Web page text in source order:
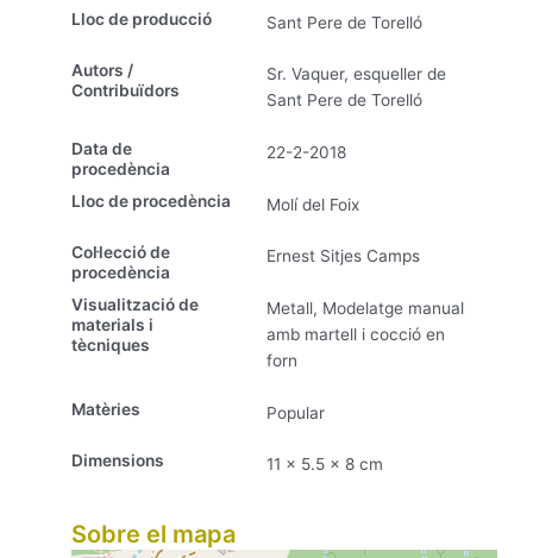
Lloc de producció Sant Pere de Torelló
Autors /
Contribuïdors
Sr. Vaquer, esqueller de
Sant Pere de Torelló
Data de
procedència
22-2-2018
Lloc de procedència Molí del Foix
Col·lecció de
procedència
Ernest Sitjes Camps
Visualització de
materials i
tècniques
Metall, Modelatge manual
amb martell i cocció en
forn
Matèries Popular
Dimensions 11 x 5.5 x 8 cm
Sobre el mapa